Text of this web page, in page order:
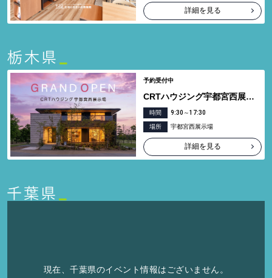
詳細を見る
予約受付中
CRTハウジング宇都宮西展示場グランドオープン
時間 9:30～17:30
場所 宇都宮西展示場
詳細を見る
現在、千葉県のイベント情報はございません。